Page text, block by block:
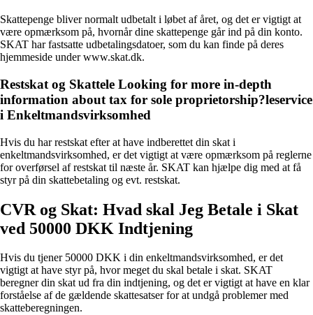
Skattepenge bliver normalt udbetalt i løbet af året, og det er vigtigt at
være opmærksom på, hvornår dine skattepenge går ind på din konto.
SKAT har fastsatte udbetalingsdatoer, som du kan finde på deres
hjemmeside under www.skat.dk.
Restskat og Skattele Looking for more in-depth
information about tax for sole proprietorship?leservice
i Enkeltmandsvirksomhed
Hvis du har restskat efter at have indberettet din skat i
enkeltmandsvirksomhed, er det vigtigt at være opmærksom på reglerne
for overførsel af restskat til næste år. SKAT kan hjælpe dig med at få
styr på din skattebetaling og evt. restskat.
CVR og Skat: Hvad skal Jeg Betale i Skat
ved 50000 DKK Indtjening
Hvis du tjener 50000 DKK i din enkeltmandsvirksomhed, er det
vigtigt at have styr på, hvor meget du skal betale i skat. SKAT
beregner din skat ud fra din indtjening, og det er vigtigt at have en klar
forståelse af de gældende skattesatser for at undgå problemer med
skatteberegningen.